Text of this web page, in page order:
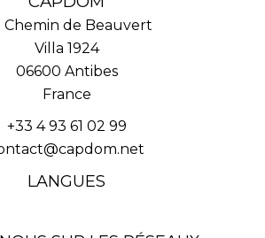
Chemin de Beauvert
Villa 1924
06600 Antibes
France
+33 4 93 61 02 99
LANGUES